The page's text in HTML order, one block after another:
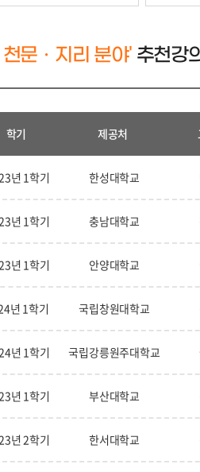
문ㆍ지리 분야'추천강
학기 제공처
년 1학기 한성대학교
년 1학기 충남대학교
년 1학기 안양대학교
년 1학기 국립창원대학교
년 1학기 국립강릉원주대학교
년 1학기 부산대학교
년 2학기 한서대학교